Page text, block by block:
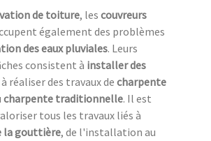
de toiture, les couvreurs
également des problèmes
des eaux pluviales. Leurs
consistent à installer des
réaliser des travaux de charpente
charpente traditionnelle. Il est
tous les travaux liés à
la gouttière, de l'installation au